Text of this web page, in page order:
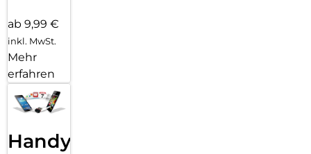
ab 9,99 €
inkl. MwSt.
Mehr
erfahren
Handy